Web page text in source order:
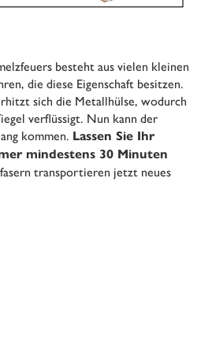
besteht aus vielen kleinen
die diese Eigenschaft besitzen.
sich die Metallhülse, wodurch
verflüssigt. Nun kann der
kommen. Lassen Sie Ihr
mindestens 30 Minuten
transportieren jetzt neues